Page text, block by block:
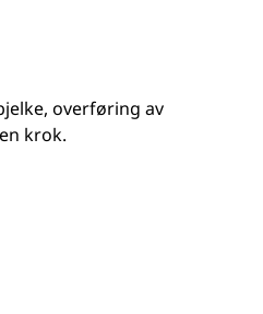
overføring av
krok.